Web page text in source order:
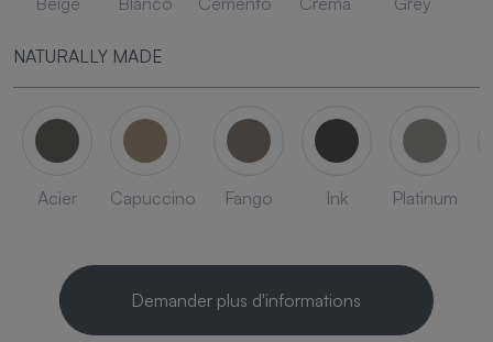
NATURALLY MADE
Acier Capuccino Fango Ink Platinum
Demander plus d'informations